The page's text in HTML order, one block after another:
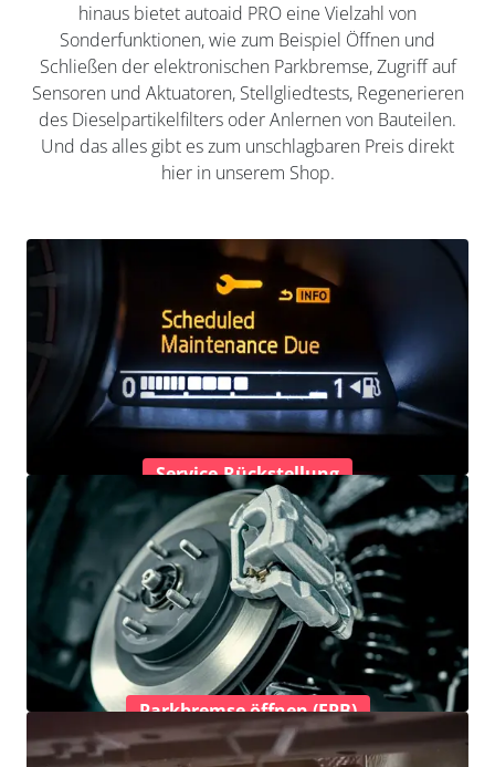
hinaus bietet autoaid PRO eine Vielzahl von
Sonderfunktionen, wie zum Beispiel Öffnen und
Schließen der elektronischen Parkbremse, Zugriff auf
Sensoren und Aktuatoren, Stellgliedtests, Regenerieren
des Dieselpartikelfilters oder Anlernen von Bauteilen.
Und das alles gibt es zum unschlagbaren Preis direkt
hier in unserem Shop.
Service-Rückstellung
Parkbremse öffnen (EPB)